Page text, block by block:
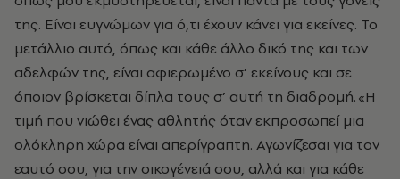
της. Είναι ευγνώμων για ό,τι έχουν κάνει για εκείνες. Το
μετάλλιο αυτό, όπως και κάθε άλλο δικό της και των
αδελφών της, είναι αφιερωμένο σ’ εκείνους και σε
όποιον βρίσκεται δίπλα τους σ’ αυτή τη διαδρομή. «Η
τιμή που νιώθει ένας αθλητής όταν εκπροσωπεί μια
ολόκληρη χώρα είναι απερίγραπτη. Αγωνίζεσαι για τον
εαυτό σου, για την οικογένειά σου, αλλά και για κάθε